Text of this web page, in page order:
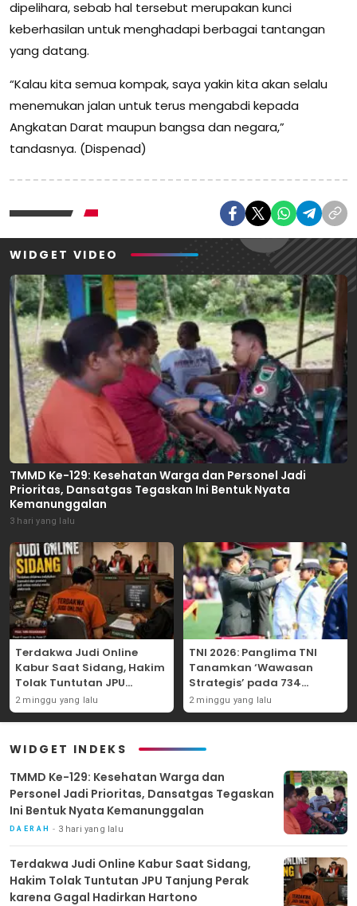
dipelihara, sebab hal tersebut merupakan kunci
keberhasilan untuk menghadapi berbagai tantangan
yang datang.
“Kalau kita semua kompak, saya yakin kita akan selalu
menemukan jalan untuk terus mengabdi kepada
Angkatan Darat maupun bangsa dan negara,”
tandasnya. (Dispenad)
WIDGET VIDEO
TMMD Ke-129: Kesehatan Warga dan Personel Jadi
Prioritas, Dansatgas Tegaskan Ini Bentuk Nyata
Kemanunggalan
3 hari yang lalu
Terdakwa Judi Online
Kabur Saat Sidang, Hakim
Tolak Tuntutan JPU
Tanjung Perak karena
Gagal Hadirkan Hartono
2 minggu yang lalu
TNI 2026: Panglima TNI
Tanamkan ‘Wawasan
Strategis’ pada 734
Perwira Baru, Tekankan
Netralitas dan Integritas
2 minggu yang lalu
WIDGET INDEKS
TMMD Ke-129: Kesehatan Warga dan
Personel Jadi Prioritas, Dansatgas Tegaskan
Ini Bentuk Nyata Kemanunggalan
DAERAH 3 hari yang lalu
Terdakwa Judi Online Kabur Saat Sidang,
Hakim Tolak Tuntutan JPU Tanjung Perak
karena Gagal Hadirkan Hartono